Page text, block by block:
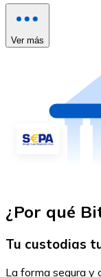
Ver más
¿Por qué
Tu custodias
La forma segura